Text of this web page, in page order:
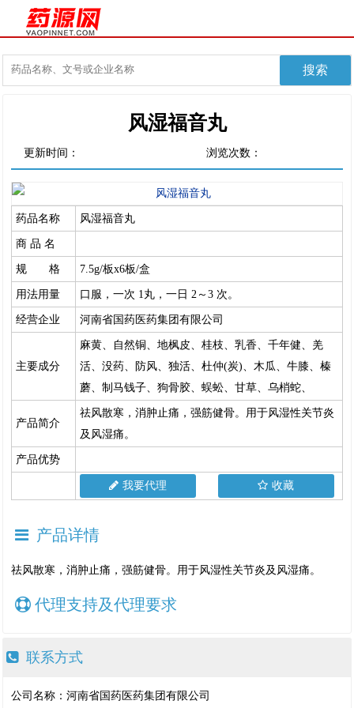
风湿福音丸
更新时间： 浏览次数：
药品名称 风湿福音丸
商 品 名
规 格 7.5g/板x6板/盒
用法用量 口服，一次 1丸，一日 2～3 次。
经营企业 河南省国药医药集团有限公司
主要成分
麻黄、自然铜、地枫皮、桂枝、乳香、千年健、羌
活、没药、防风、独活、杜仲(炭)、木瓜、牛膝、榛
蘑、制马钱子、狗骨胶、蜈蚣、甘草、乌梢蛇、
产品简介
祛风散寒，消肿止痛，强筋健骨。用于风湿性关节炎
及风湿痛。
产品优势
我要代理 收藏
产品详情
祛风散寒，消肿止痛，强筋健骨。用于风湿性关节炎及风湿痛。
代理支持及代理要求
联系方式
公司名称：河南省国药医药集团有限公司